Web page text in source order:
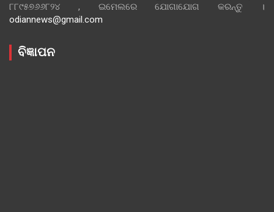
୮୮୯୫୭୬୬୮୨୪ , ଇମେଲରେ ଯୋଗାଯୋଗ କରନ୍ତୁ ।
odiannews@gmail.com
ବିଜ୍ଞାପନ